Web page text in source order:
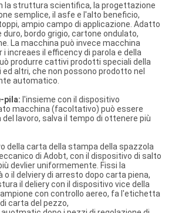
la struttura scientifica, la progettazione
semplice, il asfe e l'alto beneficio,
ampio campo di applicazione. Adatto
bordo grigio, cartone ondulato,
La macchina può invece macchina
increaes il efficency di parola e della
produrre cattivi prodotti speciali della
altri, che non possono prodotto nel
automatico.
pila: l'insieme con il dispositivo
macchina (facoltativo) può essere
lavoro, salva il tempo di ottenere più
della carta della stampa della spazzola
di Adobt, con il dispositivo di salto
devlier uniformemente. Fissi la
o il delviery di arresto dopo carta piena,
il deliery con il dispositivo vice della
con controllo aereo, fa l'etichetta
carta del pezzo,